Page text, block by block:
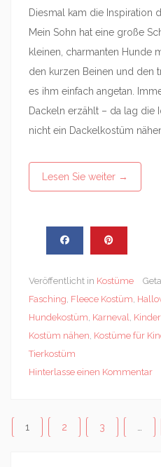
Diesmal kam die Inspiration
Mein Sohn hat eine große
kleinen, charmanten Hunde
den kurzen Beinen und den
es ihm einfach angetan.
Dackeln erzählt – da lag die
nicht ein Dackelkostüm
Lesen Sie weiter →
Veröffentlicht in Kostüme
Fasching, Fleece Kostüm,
Hundekostüm, Karneval,
Kostüm nähen, Kostüme für
Tierkostüm
Hinterlasse einen Kommentar
Posts
1 2 3